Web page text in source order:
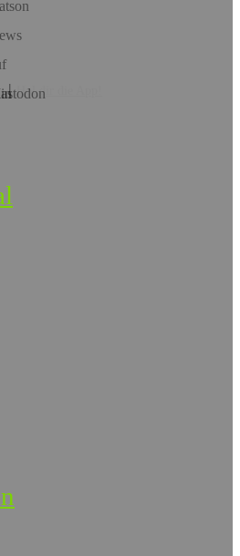
Hol dir die App!